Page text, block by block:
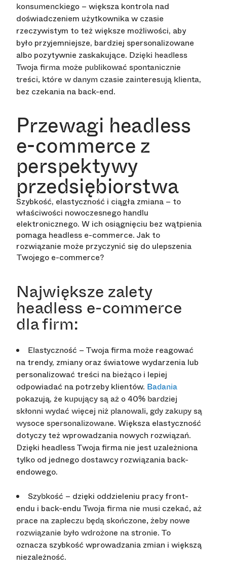
konsumenckiego – większa kontrola nad
doświadczeniem użytkownika w czasie
rzeczywistym to też większe możliwości, aby
było przyjemniejsze, bardziej spersonalizowane
albo pozytywnie zaskakujące. Dzięki headless
Twoja firma może publikować spontanicznie
treści, które w danym czasie zainteresują klienta,
bez czekania na back-end.
Przewagi headless
e-commerce z
perspektywy
przedsiębiorstwa
Szybkość, elastyczność i ciągła zmiana – to
właściwości nowoczesnego handlu
elektronicznego. W ich osiągnięciu bez wątpienia
pomaga headless e-commerce. Jak to
rozwiązanie może przyczynić się do ulepszenia
Twojego e-commerce?
Największe zalety
headless e-commerce
dla firm:
Elastyczność – Twoja firma może reagować
na trendy, zmiany oraz światowe wydarzenia lub
personalizować treści na bieżąco i lepiej
odpowiadać na potrzeby klientów. Badania
pokazują, że kupujący są aż o 40% bardziej
skłonni wydać więcej niż planowali, gdy zakupy są
wysoce spersonalizowane. Większa elastyczność
dotyczy też wprowadzania nowych rozwiązań.
Dzięki headless Twoja firma nie jest uzależniona
tylko od jednego dostawcy rozwiązania back-
endowego.
Szybkość – dzięki oddzieleniu pracy front-
endu i back-endu Twoja firma nie musi czekać, aż
prace na zapleczu będą skończone, żeby nowe
rozwiązanie było wdrożone na stronie. To
oznacza szybkość wprowadzania zmian i większą
niezależność.